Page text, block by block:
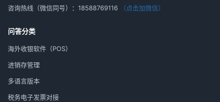
咨询热线（微信同号）： 18588769116 （点击加微信）
问答分类
海外收银软件（POS）
进销存管理
多语言版本
税务电子发票对接